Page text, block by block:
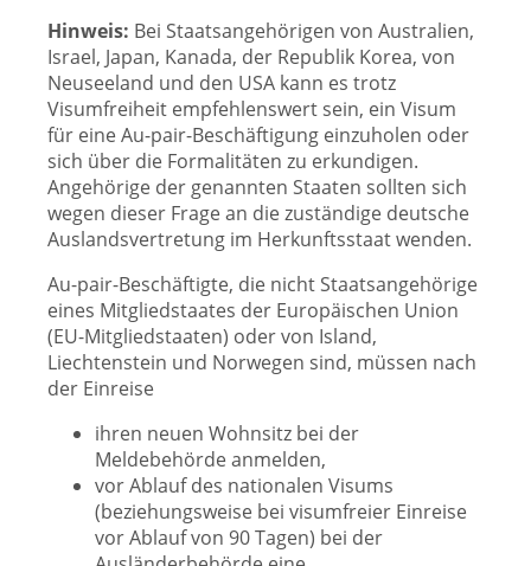
Hinweis: Bei Staatsangehörigen von Australien,
Israel, Japan, Kanada, der Republik Korea, von
Neuseeland und den USA kann es trotz
Visumfreiheit empfehlenswert sein, ein Visum
für eine Au-pair-Beschäftigung einzuholen oder
sich über die Formalitäten zu erkundigen.
Angehörige der genannten Staaten sollten sich
wegen dieser Frage an die zuständige deutsche
Auslandsvertretung im Herkunftsstaat wenden.
Au-pair-Beschäftigte, die nicht Staatsangehörige
eines Mitgliedstaates der Europäischen Union
(EU-Mitgliedstaaten) oder von Island,
Liechtenstein und Norwegen sind, müssen nach
der Einreise
ihren neuen Wohnsitz bei der
Meldebehörde anmelden,
vor Ablauf des nationalen Visums
(beziehungsweise bei visumfreier Einreise
vor Ablauf von 90 Tagen) bei der